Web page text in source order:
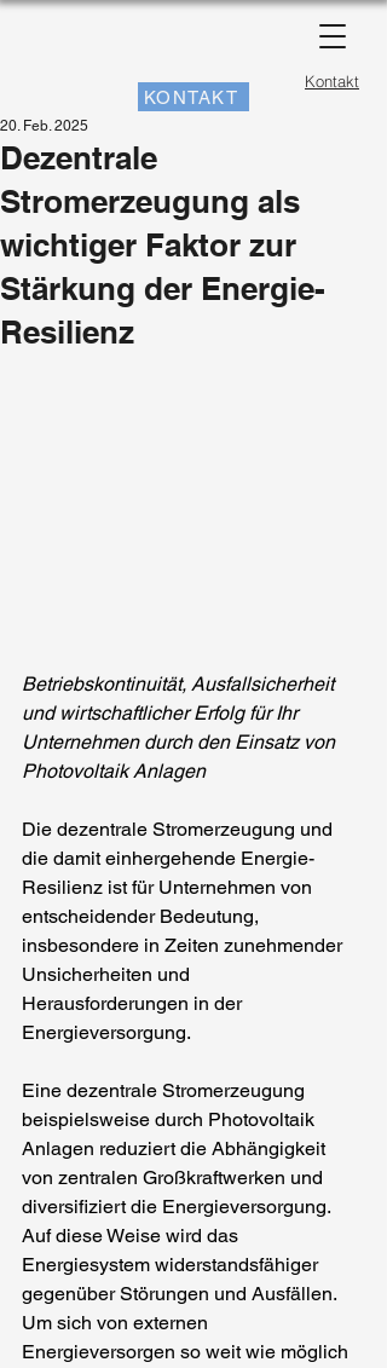
KONTAKT
Kontakt
Dezentrale
Stromerzeugung als
wichtiger Faktor zur
Stärkung der Energie-
Resilienz
20. Feb. 2025
Betriebskontinuität, Ausfallsicherheit
und wirtschaftlicher Erfolg für Ihr
Unternehmen durch den Einsatz von
Photovoltaik Anlagen
Die dezentrale Stromerzeugung und
die damit einhergehende Energie-
Resilienz ist für Unternehmen von
entscheidender Bedeutung,
insbesondere in Zeiten zunehmender
Unsicherheiten und
Herausforderungen in der
Energieversorgung.
Eine dezentrale Stromerzeugung
beispielsweise durch Photovoltaik
Anlagen reduziert die Abhängigkeit
von zentralen Großkraftwerken und
diversifiziert die Energieversorgung.
Auf diese Weise wird das
Energiesystem widerstandsfähiger
gegenüber Störungen und Ausfällen.
Um sich von externen
Energieversorgen so weit wie möglich